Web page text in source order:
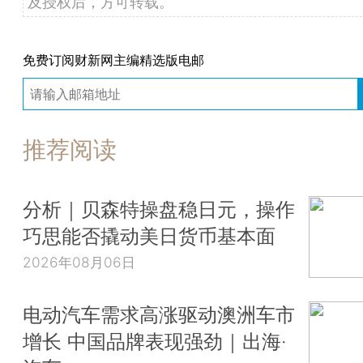
免费订阅财新网主编精选版电邮
推荐阅读
分析｜贝森特操盘稳日元，操作
巧思能否撬动美日货币基本面
2026年08月06日
电动汽车需求高涨驱动澳洲车市
增长 中国品牌表现强劲｜出海·